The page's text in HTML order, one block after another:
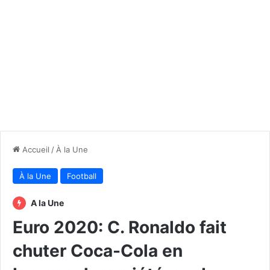
Accueil / À la Une
À la Une Football
A la Une
Euro 2020: C. Ronaldo fait
chuter Coca-Cola en